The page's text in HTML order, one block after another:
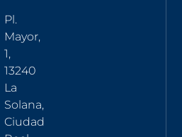
Pl.
Mayor,
1,
13240
La
Solana,
Ciudad